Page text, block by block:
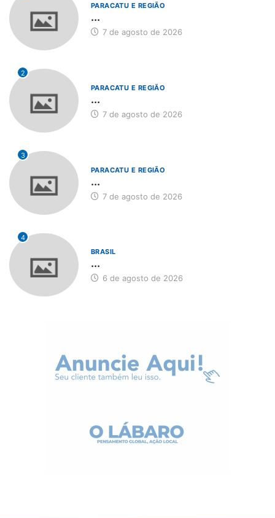
PARACATU E REGIÃO
...
7 de agosto de 2026
2
PARACATU E REGIÃO
...
7 de agosto de 2026
3
PARACATU E REGIÃO
...
7 de agosto de 2026
4
BRASIL
...
6 de agosto de 2026